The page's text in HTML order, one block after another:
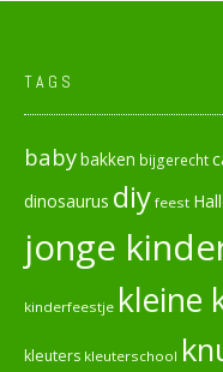
TAGS
babybakken bijgerecht
dinosaurus diy feest
jonge
kinderfeestje kleine
kleuters kleuterschool